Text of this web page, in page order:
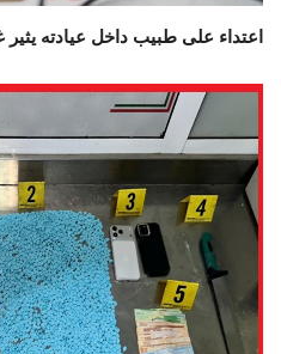
اعتداء على طبيب داخل عيادته